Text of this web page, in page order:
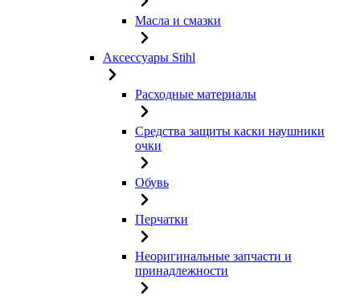
Масла и смазки
Аксессуары Stihl
Расходные материалы
Средства защиты каски наушники
очки
Обувь
Перчатки
Неоригинальные запчасти и
принадлежности